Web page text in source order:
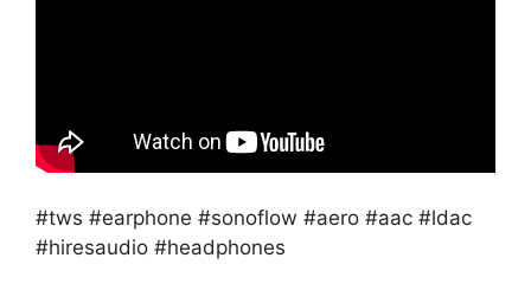
#tws #earphone #sonoflow #aero #aac #ldac
#hiresaudio #headphones